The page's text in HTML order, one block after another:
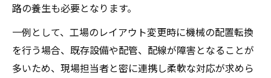
路の養生も必要となります。
一例として、工場のレイアウト変更時に機械の配置転換
を行う場合、既存設備や配管、配線が障害となることが
多いため、現場担当者と密に連携し柔軟な対応が求めら